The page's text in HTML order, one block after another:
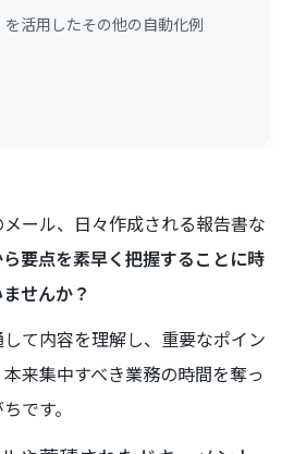
活用したその他の自動化例
ール、日々作成される報告書な
要点を素早く把握することに時
せんか？
て内容を理解し、重要なポイン
来集中すべき業務の時間を奪っ
です。